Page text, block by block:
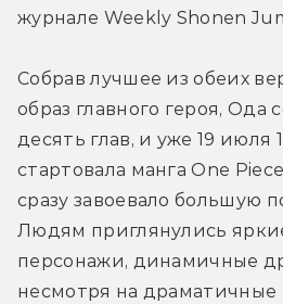
журнале Weekly Shonen
Собрав лучшее из обеих
образ главного героя, Ода
десять глав, и уже 19 июля
стартовала манга One
сразу завоевало большую
Людям приглянулись
персонажи, динамичные
несмотря на